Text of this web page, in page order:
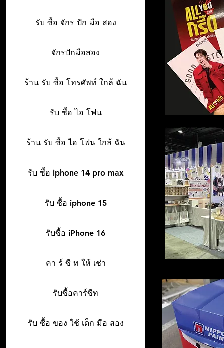
รับ ซื้อ จักร ปัก มือ สอง
จักรปักมือสอง
ร้าน รับ ซื้อ โทรศัพท์ ใกล้ ฉัน
รับ ซื้อ ไอ โฟน
ร้าน รับ ซื้อ ไอ โฟน ใกล้ ฉัน
รับ ซื้อ iphone 14 pro max
รับ ซื้อ iphone 15
รับซื้อ iPhone 16
คา ร์ ซี ท ให้ เช่า
รับซื้อคาร์ซีท
รับ ซื้อ ของ ใช้ เด็ก มือ สอง